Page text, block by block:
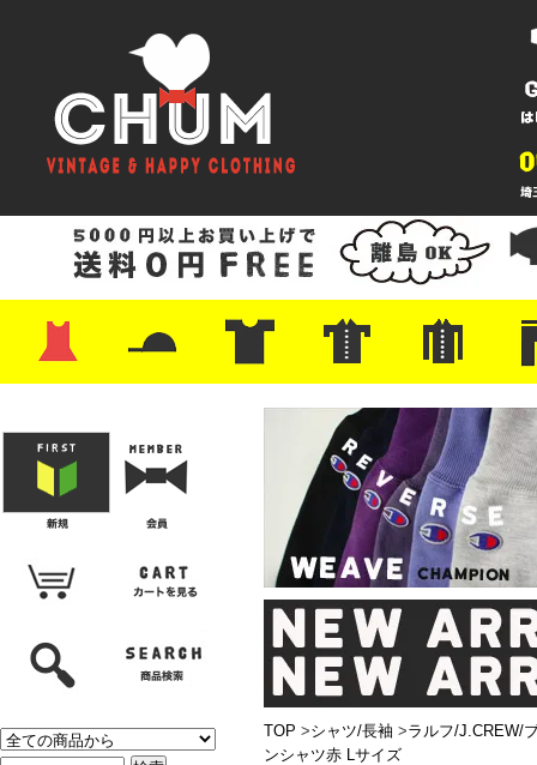
・レザーシューズ/スニーカー
・プリントTシャツ
・バンド/ツアー
・キャラクター
・Nike/adidas/スポーツ
・チャンピオン
・サーフ/スケート
・ボーダー/総柄/無地
・フットボール/リンガー
・タンクトップ/NBA・ポロシャツ
・半袖シャツ
・アロハ/サーフ/ボーリング
・ラルフ/ブランド
・無地/チェック/ストラ
・ワーク/ミリタリー/ウ
・ネル/ウール ・ショ
・アウ
・ジー
・
・ミリ
・コー
・コッ
・オー
・ジャ
ン
TOP >シャツ/長袖 >ラルフ/J.CREW/
ンシャツ赤 Lサイズ